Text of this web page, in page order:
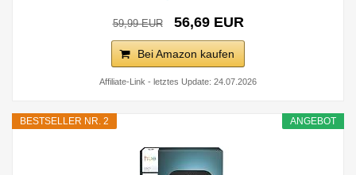
59,99 EUR 56,69 EUR
Bei Amazon kaufen
Affiliate-Link - letztes Update: 24.07.2026
ANGEBOT
BESTSELLER NR. 2